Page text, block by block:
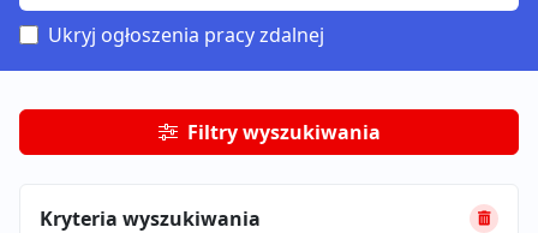
Ukryj ogłoszenia pracy zdalnej
Filtry wyszukiwania
Kryteria wyszukiwania